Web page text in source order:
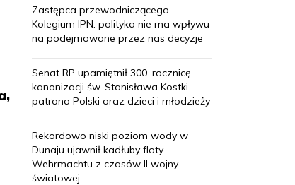
Zastępca przewodniczącego
Kolegium IPN: polityka nie ma wpływu
na podejmowane przez nas decyzje
Senat RP upamiętnił 300. rocznicę
kanonizacji św. Stanisława Kostki -
patrona Polski oraz dzieci i młodzieży
Rekordowo niski poziom wody w
Dunaju ujawnił kadłuby floty
Wehrmachtu z czasów II wojny
światowej